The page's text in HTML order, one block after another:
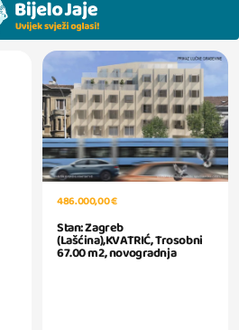
486.000,00 €
Stan: Zagreb
(Lašćina),KVATRIĆ, Trosobni
67.00 m2, novogradnja